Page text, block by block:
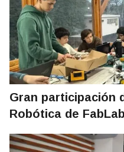
Gran participación
Robótica de